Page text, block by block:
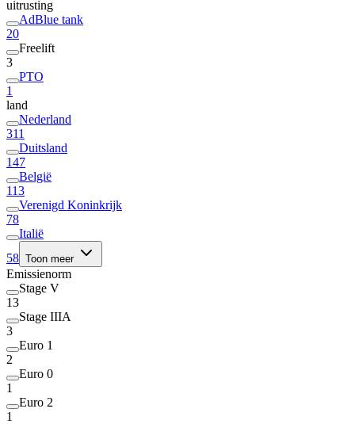
uitrusting
AdBlue tank
20
Freelift
3
PTO
1
land
Nederland
311
Duitsland
147
België
113
Verenigd Koninkrijk
78
Italië
58 Toon meer
Emissienorm
Stage V
13
Stage IIIA
3
Euro 1
2
Euro 0
1
Euro 2
1